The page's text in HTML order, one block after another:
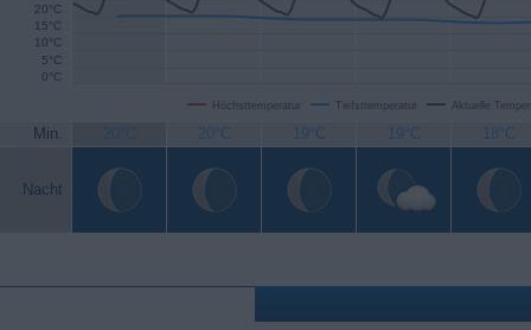
Höchsttemperatur Tiefsttemperatur Aktuelle
0°C
5°C
10°C
15°C
20°C
Min. 20°C 20°C 19°C 19°C 18°C
Nacht